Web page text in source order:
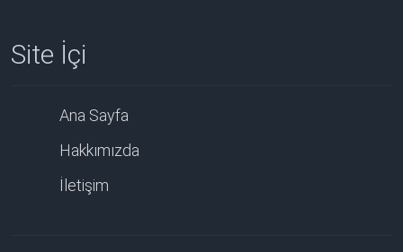
Site İçi
Ana Sayfa
Hakkımızda
İletişim